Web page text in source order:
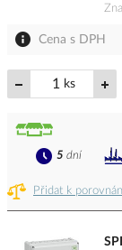
Cena s DPH
ks
Přidat k
5 dní